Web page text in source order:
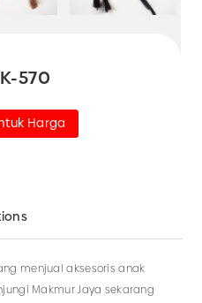
570
Harga
menjual aksesoris anak
Makmur Jaya sekarang